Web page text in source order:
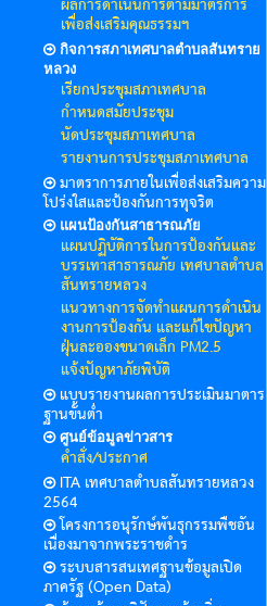
เพื่อส่งเสริมคุณธรรมฯ
กิจการสภาเทศบาลตำบลสันทราย
หลวง
เรียกประชุมสภาเทศบาล
กำหนดสมัยประชุม
นัดประชุมสภาเทศบาล
รายงานการประชุมสภาเทศบาล
มาตราการภายในเพื่อส่งเสริมความ
โปร่งใสและป้องกันการทุจริต
แผนป้องกันสาธารณภัย
แผนปฏิบัติการในการป้องกันและ
บรรเทาสาธารณภัย เทศบาลตำบล
สันทรายหลวง
แนวทางการจัดทำแผนการดำเนิน
งานการป้องกัน และแก้ไขปัญหา
ฝุ่นละอองขนาดเล็ก PM2.5
แจ้งปัญหาภัยพิบัติ
แบบรายงานผลการประเมินมาตาร
ฐานขั้นต่ำ
ศูนย์ข้อมูลข่าวสาร
คำสั่ง/ประกาศ
ITA เทศบาลตำบลสันทรายหลวง
2564
โครงการอนุรักษ์พันธุกรรมพืชอัน
เนื่องมาจากพระราชดำร
ระบบสารสนเทศฐานข้อมูลเปิด
ภาครัฐ (Open Data)